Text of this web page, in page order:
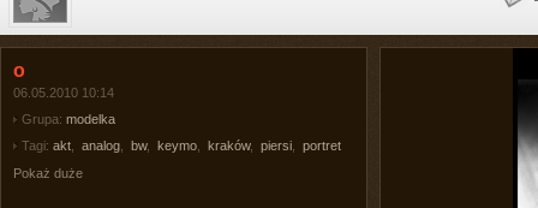
o
06.05.2010 10:14
Grupa: modelka
Tagi: akt analog bw, keymo kraków, piersi
portret
Pokaż duże